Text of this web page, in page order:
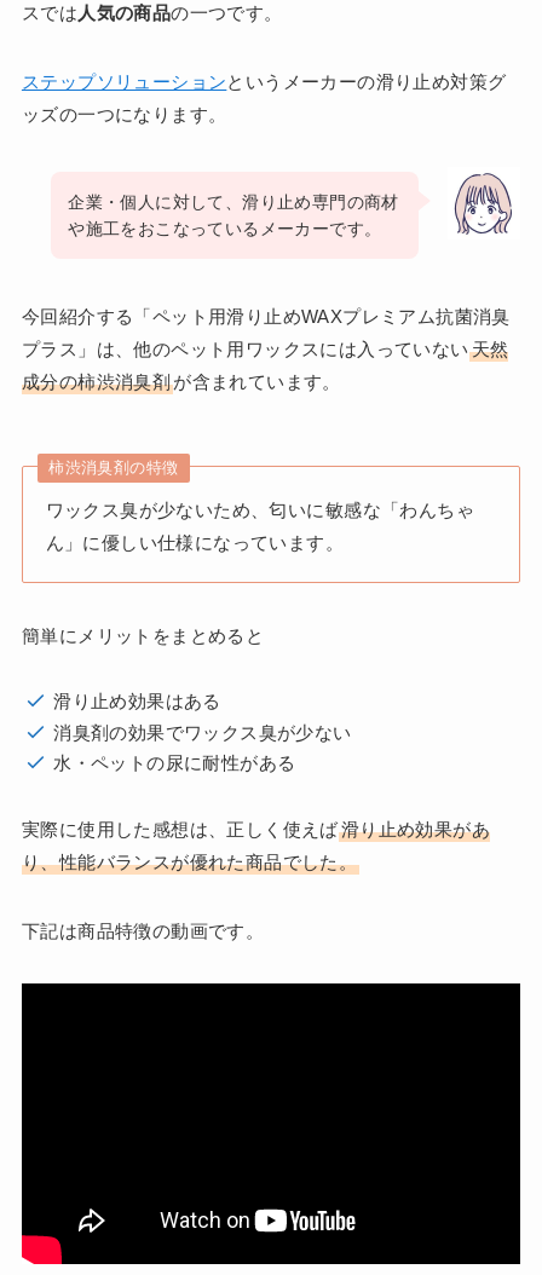
スでは 人気の商品の一つです。
ステップソリューションというメーカーの滑り止め対策グ
ッズの一つになります。
企業・個人に対して、滑り止め専門の商材
や施工をおこなっているメーカーです。
今回紹介する「ペット用滑り止めWAXプレミアム抗菌消臭
プラス」は、他のペット用ワックスには入っていない 天然
成分の柿渋消臭剤が含まれています。
柿渋消臭剤の特徴
ワックス臭が少ないため、匂いに敏感な「わんちゃ
ん」に優しい仕様になっています。
簡単にメリットをまとめると
滑り止め効果はある
消臭剤の効果でワックス臭が少ない
水・ペットの尿に耐性がある
実際に使用した感想は、正しく使えば滑り止め効果があ
り、性能バランスが優れた商品でした。
下記は商品特徴の動画です。